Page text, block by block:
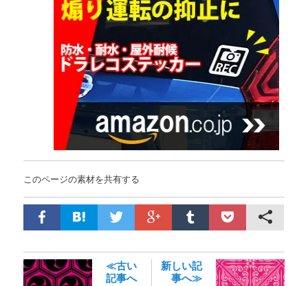
このページの素材を共有する
≪古い
記事へ
新しい記
事へ≫